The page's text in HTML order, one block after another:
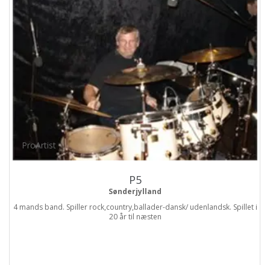
ProArtist
P5
Sønderjylland
4 mands band. Spiller rock,country,ballader-dansk/ udenlandsk. Spillet i
20 år til næsten